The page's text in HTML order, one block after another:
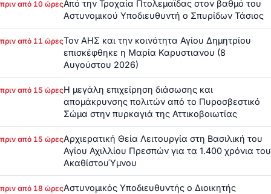
πριν από 10 ώρεςΑπό την Τροχαία Πτολεμαΐδας στον βαθμό του
Αστυνομικού Υποδιευθυντή ο Σπυρίδων Τάσιος
πριν από 11 ώρεςΤον ΑΗΣ και την κοινότητα Αγίου Δημητρίου
επισκέφθηκε η Μαρία Καρυστιανου (8
Αυγούστου 2026)
πριν από 15 ώρεςΗ μεγάλη επιχείρηση διάσωσης και
απομάκρυνσης πολιτών από το Πυροσβεστικό
Σώμα στην πυρκαγιά της Αττικοβοιωτίας
πριν από 15 ώρεςΑρχιερατική Θεία Λειτουργία στη Βασιλική του
Αγίου Αχιλλίου Πρεσπών για τα 1.400 χρόνια του
ΑκαθίστουΎμνου
πριν από 18 ώρεςΑστυνομικός Υποδιευθυντής ο Διοικητής